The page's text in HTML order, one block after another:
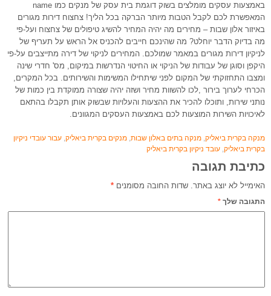
באמצעות עסקים מומלצים בשוק דוגמת בית עסק של מנקים כמו name
המאפשרת לכם לקבל הטבות מיותר הברקה בכל הליך! צחצוח דירות מגורים
באיזור אלון שבות – מחירים מה יהיה המחיר להשיג טיפולים של צחצוח ועל-פי
מה בדיוק הדבר יוחלט? מה שהינכם חייבים להכניס אל הראש על תעריף של
לניקיון דירות מגורים במאמר שמולכם. המחירים לניקוי של דירה מתייצבים על-פי
היקפן וסוגן של עבודות של הניקוי או החיטוי הנדרשות במיקום, מס' חדרי שינה
ומצבו התחזוקתי של המקום לפני שיתחילו המשימות והשירותים. בכל המקרים,
הכרחי לערוך בירור ,לכו להשוות מחיר ושזה יהיה שצורה ממוקדת בין כמות של
נותני שירות, ותוכלו להכיר את ההצעות והעלויות שבשוק אותן תקבלו בהתאם
לאיכויות השירות המוצעות לכם באמצעות העסקים המגוונים.
מנקה בקרית ביאליק, מנקה בתים באלון שבות, מנקים בקרית ביאליק, עבור עובדי ניקיון
בקרית ביאליק, עובד ניקיון בקרית ביאליק
כתיבת תגובה
האימייל לא יוצג באתר. שדות החובה מסומנים *
התגובה שלך *